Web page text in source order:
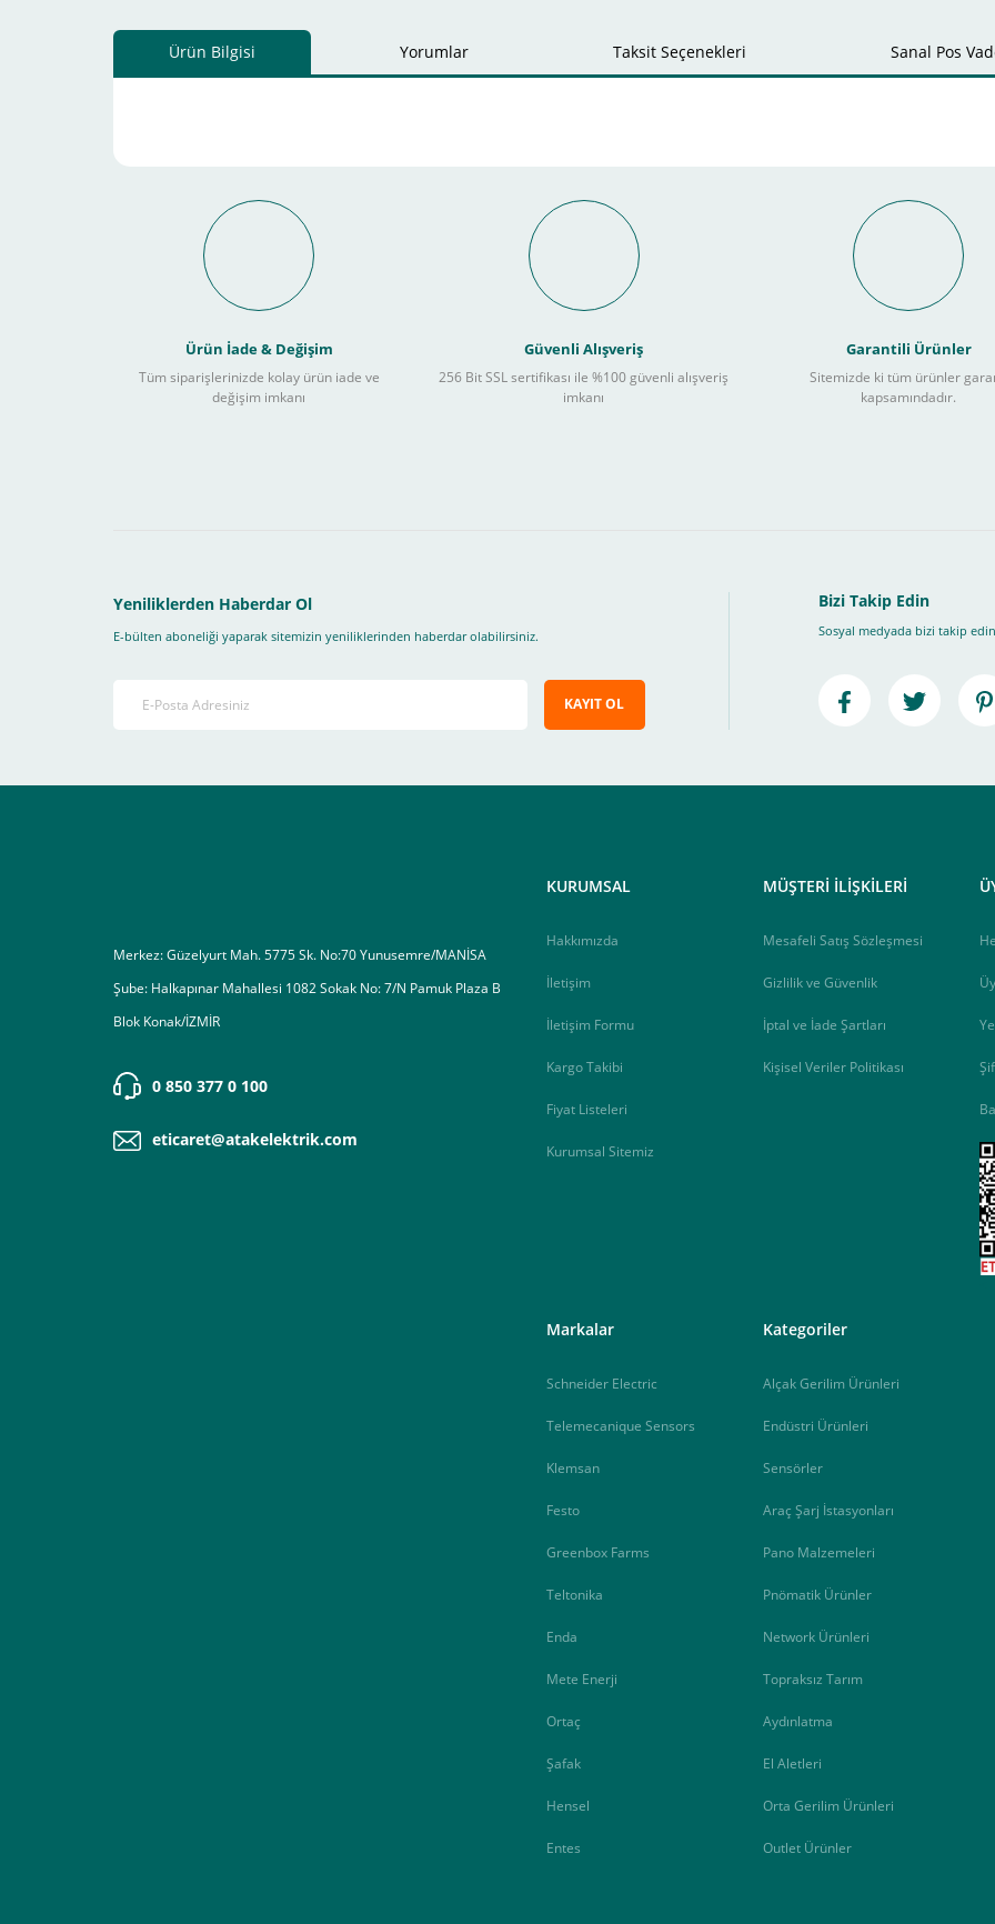
Ürün Bilgisi Yorumlar Taksit Seçenekleri Sanal Pos
Schneider Electric Sanal POS ile Vade Farksız Taksit
Kullanılır ?
Sitemizden yapacağınız tüm alışverişlerde aşağıdaki adımları takip ederek peşin fiyatına 3 Taksit seçenekleri bankaya göre
4-Son olarak siparişi vermiş olduğunuz e-posta adresinize ileteceğimiz link üzerinden tıklayarak 3D Secure güvenli ödeme ile ödemenizi
Ürün İade & Değişim
Tüm siparişlerinizde kolay ürün iade ve
değişim imkanı
Güvenli Alışveriş
256 Bit SSL sertifikası ile %100 güvenli alışveriş
imkanı
Garantili Ürünler
Sitemizde ki tüm ürünler
kapsamındadır.
Yeniliklerden Haberdar Ol
E-bülten aboneliği yaparak sitemizin yeniliklerinden haberdar olabilirsiniz.
KAYIT OL
Bizi Takip Edin
Sosyal medyada bizi takip
Merkez: Güzelyurt Mah. 5775 Sk. No:70 Yunusemre/MANİSA
Şube: Halkapınar Mahallesi 1082 Sokak No: 7/N Pamuk Plaza B
Blok Konak/İZMİR
0 850 377 0 100
eticaret@atakelektrik.com
KURUMSAL
Hakkımızda
İletişim
İletişim Formu
Kargo Takibi
Fiyat Listeleri
Kurumsal Sitemiz
MÜŞTERİ İLİŞKİLERİ
Mesafeli Satış Sözleşmesi
Gizlilik ve Güvenlik
İptal ve İade Şartları
Kişisel Veriler Politikası
Markalar
Schneider Electric
Telemecanique Sensors
Klemsan
Festo
Greenbox Farms
Teltonika
Enda
Mete Enerji
Ortaç
Şafak
Hensel
Entes
Kategoriler
Alçak Gerilim Ürünleri
Endüstri Ürünleri
Sensörler
Araç Şarj İstasyonları
Pano Malzemeleri
Pnömatik Ürünler
Network Ürünleri
Topraksız Tarım
Aydınlatma
El Aletleri
Orta Gerilim Ürünleri
Outlet Ürünler